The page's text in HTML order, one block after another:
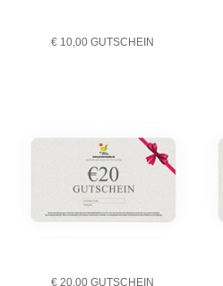
€ 10,00 GUTSCHEIN
€ 20,00 GUTSCHEIN